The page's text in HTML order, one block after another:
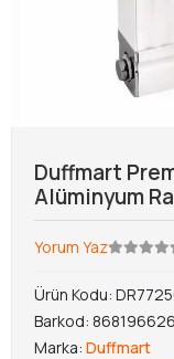
Duffmart
Alüminyum
Yorum Yaz
Ürün Kodu:
Barkod:
Marka: Duffmart